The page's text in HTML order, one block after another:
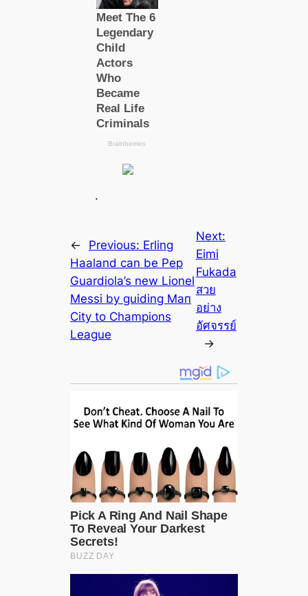
.
← Previous: Erling
Haaland саn be Pep
Guardiola’s new Lionel
Messi by guiding Mап
City to Champions
League
Next:
Eimi
Fukada
สวย
อย่าง
อัศจรรย์
→